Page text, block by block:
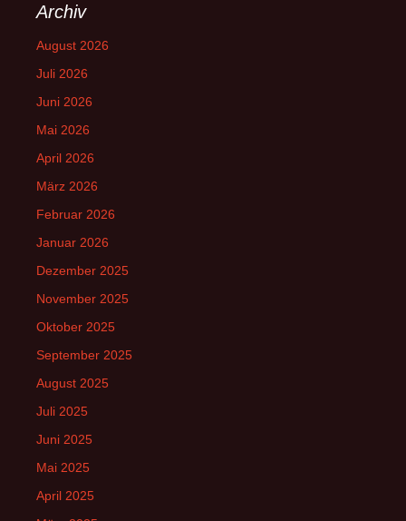
Archiv
August 2026
Juli 2026
Juni 2026
Mai 2026
April 2026
März 2026
Februar 2026
Januar 2026
Dezember 2025
November 2025
Oktober 2025
September 2025
August 2025
Juli 2025
Juni 2025
Mai 2025
April 2025